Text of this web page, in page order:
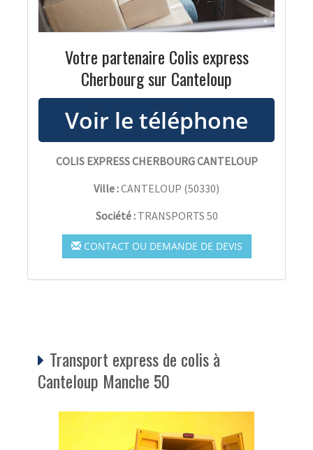
Votre partenaire Colis express
Cherbourg sur Canteloup
COLIS EXPRESS CHERBOURG CANTELOUP
Ville :CANTELOUP (50330)
Société : TRANSPORTS 50
CONTACT OU DEMANDE DE DEVIS
Transport express de colis à
Canteloup Manche 50